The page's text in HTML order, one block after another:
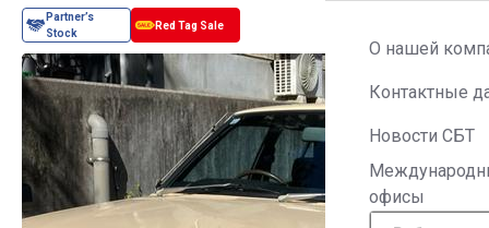
О нашей
Контактные
Новости СБТ
офисы